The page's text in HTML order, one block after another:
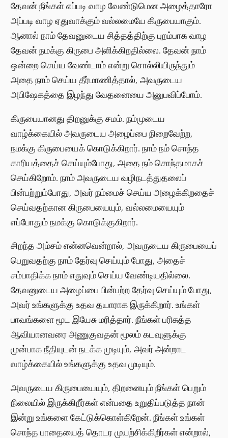
தேவன் நீங்கள் எப்படி வாழ வேண்டுமென அழைத்தாரோ
அப்படி வாழ ஏதுவாக்கும் வல்லமையே கிருபையாகும்.
ஆனால் நாம் தேவனுடைய சித்தத்திற்கு புறம்பாக வாழ
தேவன் நமக்கு கிருபை அளிக்கிறதில்லை. தேவன் நாம்
ஒன்றை செய்ய வேண்டாம் என்று சொல்லியிருந்தும்
அதை நாம் செய்ய தீர்மாணித்தால், அவருடைய
அபிஷேகத்தை இழந்து வேதனையை அனுபவிப்போம்.
கிருபையானது திறனுக்கு சமம். நம்முடைய
வாழ்க்கையில் அவருடைய அழைப்பை நிறைவேற்ற,
நமக்கு கிருபையைக் கொடுக்கிறார். நாம் நம் சொந்த
காரியத்தைச் செய்யும்போது, ​​அதை நம் சொந்தமாகச்
செய்கிறோம். நாம் அவருடைய வழிநடத்துதலைப்
பின்பற்றும்போது, ​​அவர் நம்மைச் செய்ய அழைக்கிறதைச்
செய்வதற்கான கிருபையையும், வல்லமையையும்
எப்போதும் நமக்கு கொடுக்குகிறார்.
சிறந்த அம்சம் என்னவென்றால், அவருடைய கிருபையைப்
பெறுவதற்கு நாம் தேர்வு செய்யும் போது, ​​அதைச்
சம்பாதிக்க நாம் எதுவும் செய்ய வேண்டியதில்லை.
தேவனுடைய அழைப்பை பின்பற்ற தேர்வு செய்யும் போது,
அவர் உங்களுக்கு உதவ தயாராக இருக்கிறார். உங்கள்
பாவங்களை மூட இயேசு மரித்தார். நீங்கள் பரிசுத்த
ஆவியானவரை அணுகுவதன் மூலம் கடவுளுக்கு
முன்பாக நீதியுடன் நடக்க முடியும், அவர் அன்றாட
வாழ்க்கையில் உங்களுக்கு உதவ முடியும்.
அவருடைய கிருபையையும், திறனையும் நீங்கள் பெறும்
நிலையில் இருக்கிறீர்கள் என்பதை உறுதிப்படுத்த நான்
இன்று உங்களை கேட்டுக்கொள்கிறேன். நீங்கள் உங்கள்
சொந்த பாதையைத் தொடர முயற்சிக்கிறீர்கள் என்றால்,